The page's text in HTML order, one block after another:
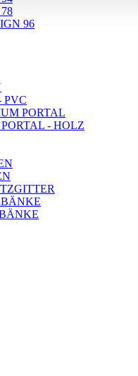
96
PVC
PORTAL
- HOLZ